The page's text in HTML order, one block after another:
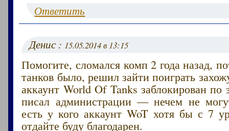
Ответить
Денис : 15.05.2014 в 13:15
Помогите, сломался комп 2 года назад,
танков было, решил зайти поиграть
аккаунт World Of Tanks заблокирован по
писал администрации — нечем не
есть у кого аккаунт WoT хотя бы с 7
отдайте буду благодарен.